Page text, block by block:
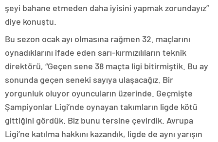
şeyi bahane etmeden daha iyisini yapmak zorundayız”
diye konuştu.
Bu sezon ocak ayı olmasına rağmen 32. maçlarını
oynadıklarını ifade eden sarı-kırmızılıların teknik
direktörü, “Geçen sene 38 maçta ligi bitirmiştik. Bu ay
sonunda geçen seneki sayıya ulaşacağız. Bir
yorgunluk oluyor oyuncuların üzerinde. Geçmişte
Şampiyonlar Ligi’nde oynayan takımların ligde kötü
gittiğini gördük. Biz bunu tersine çevirdik. Avrupa
Ligi’ne katılma hakkını kazandık, ligde de aynı yarışın